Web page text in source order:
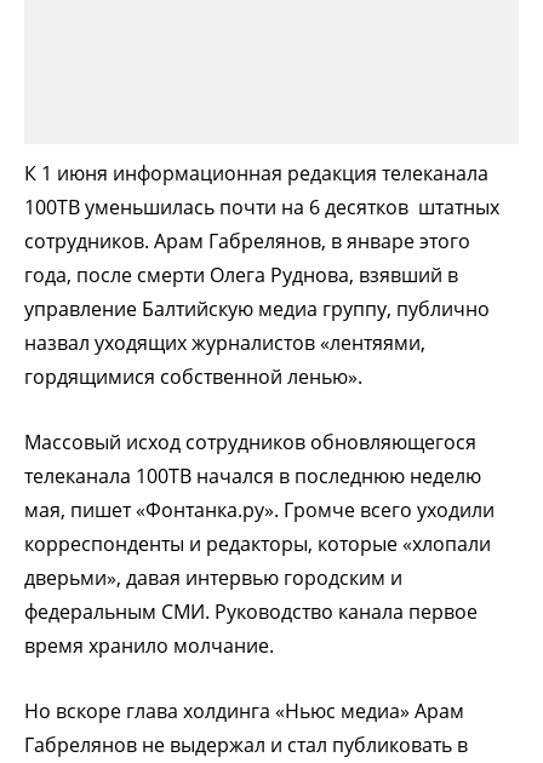
К 1 июня информационная редакция телеканала
100ТВ уменьшилась почти на 6 десятков штатных
сотрудников. Арам Габрелянов, в январе этого
года, после смерти Олега Руднова, взявший в
управление Балтийскую медиа группу, публично
назвал уходящих журналистов «лентяями,
гордящимися собственной ленью».
Массовый исход сотрудников обновляющегося
телеканала 100ТВ начался в последнюю неделю
мая, пишет «Фонтанка.ру». Громче всего уходили
корреспонденты и редакторы, которые «хлопали
дверьми», давая интервью городским и
федеральным СМИ. Руководство канала первое
время хранило молчание.
Но вскоре глава холдинга «Ньюс медиа» Арам
Габрелянов не выдержал и стал публиковать в